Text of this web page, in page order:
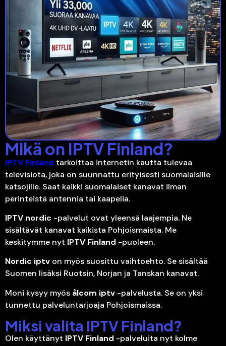
Mikä on IPTV Finland?
IPTV Finland tarkoittaa internetin kautta tulevaa
televisiota, joka on suunnattu erityisesti suomalaisille
katsojille. Saat kaikki suomalaiset kanavat ilman
perinteistä antennia tai kaapelia.
IPTV nordic -palvelut ovat yleensä laajempia. Ne
sisältävät kanavat kaikista Pohjoismaista. Me
keskitymme nyt IPTV Finland -puoleen.
Nordic iptv on myös suosittu vaihtoehto. Se sisältää
Suomen lisäksi Ruotsin, Norjan ja Tanskan kanavat.
Moni kysyy myös ålcom iptv -palvelusta. Se on yksi
tunnettu palveluntarjoaja Pohjoismaissa.
Miksi valita IPTV Finland?
Olen käyttänyt IPTV Finland -palveluita nyt kolme